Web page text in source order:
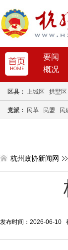
要闻
概况
区县： 上城区 拱墅区
党派： 民革 民盟 民
杭州政协新闻网
发布时间：2026-06-10